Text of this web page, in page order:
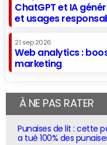
ChatGPT et IA
et usages
21 sep 2026
Web analytics :
marketing
À NE PAS RATER
Punaises de lit : cette
a tué 100% des